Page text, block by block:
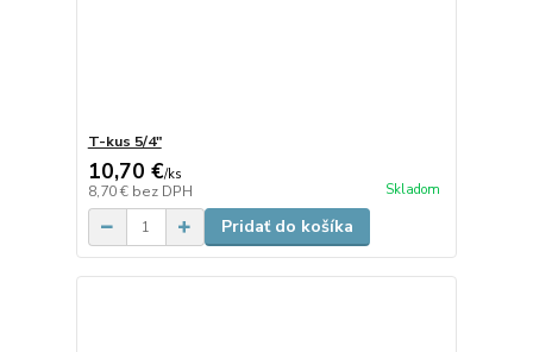
T-kus 5/4"
10,70 €/ks
8,70 € bez DPH Skladom
Pridať do košíka